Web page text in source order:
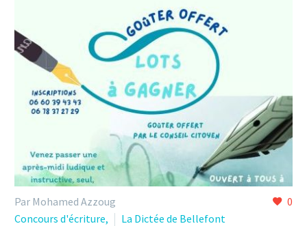
0
Par Mohamed Azzoug
Concours d'écriture,
La Dictée de Bellefont